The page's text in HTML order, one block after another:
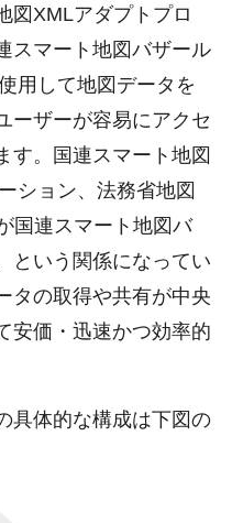
図XMLアダプトプロ
スマート地図バザール
用して地図データを
ーザーが容易にアクセ
す。国連スマート地図
ション、法務省地図
国連スマート地図バ
という関係になってい
タの取得や共有が中央
安価・迅速かつ効率的
具体的な構成は下図の